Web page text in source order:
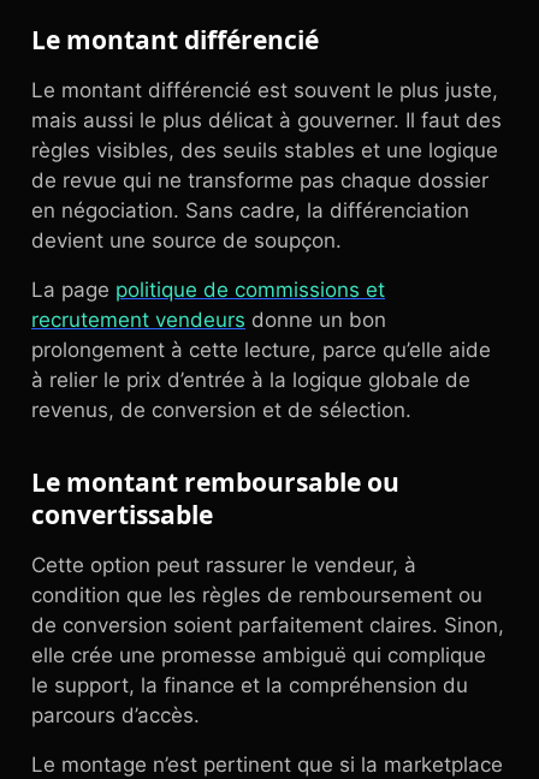
Le montant différencié
Le montant différencié est souvent le plus juste,
mais aussi le plus délicat à gouverner. Il faut des
règles visibles, des seuils stables et une logique
de revue qui ne transforme pas chaque dossier
en négociation. Sans cadre, la différenciation
devient une source de soupçon.
La page politique de commissions et
recrutement vendeurs donne un bon
prolongement à cette lecture, parce qu’elle aide
à relier le prix d’entrée à la logique globale de
revenus, de conversion et de sélection.
Le montant remboursable ou
convertissable
Cette option peut rassurer le vendeur, à
condition que les règles de remboursement ou
de conversion soient parfaitement claires. Sinon,
elle crée une promesse ambiguë qui complique
le support, la finance et la compréhension du
parcours d’accès.
Le montage n’est pertinent que si la marketplace